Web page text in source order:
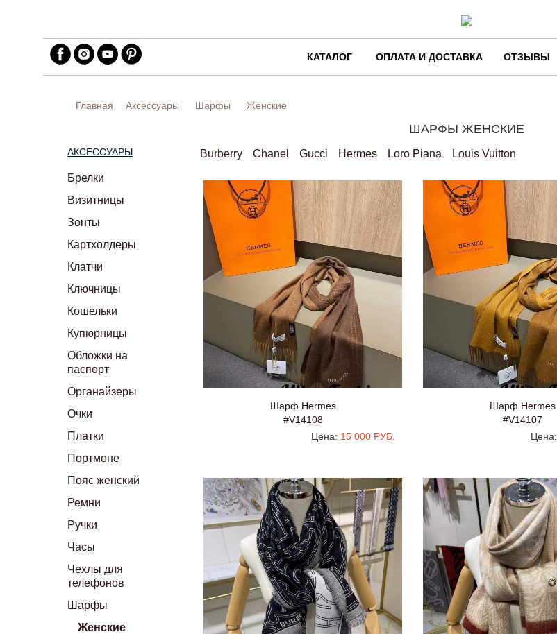
КАТАЛОГ ОПЛАТА И ДОСТАВКА ОТЗЫВЫ
Главная Аксессуары Шарфы Женские
ШАРФЫ ЖЕНСКИЕ
АКСЕССУАРЫ
Брелки
Визитницы
Зонты
Картхолдеры
Клатчи
Ключницы
Кошельки
Купюрницы
Обложки на
паспорт
Органайзеры
Очки
Платки
Портмоне
Пояс женский
Ремни
Ручки
Часы
Чехлы для
телефонов
Шарфы
Женские
Burberry Chanel Gucci Hermes Loro Piana Louis Vuitton
Шарф Hermes
#V14108
Цена: 15 000 РУБ.
Шарф Hermes
#V14107
Цена: